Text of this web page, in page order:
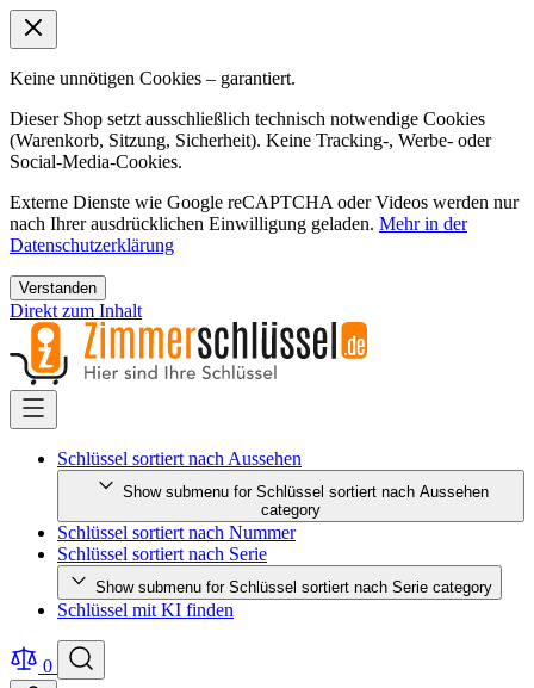
Keine unnötigen Cookies – garantiert.
Dieser Shop setzt ausschließlich technisch notwendige Cookies
(Warenkorb, Sitzung, Sicherheit). Keine Tracking-, Werbe- oder
Social-Media-Cookies.
Externe Dienste wie Google reCAPTCHA oder Videos werden nur
nach Ihrer ausdrücklichen Einwilligung geladen. Mehr in der
Datenschutzerklärung
Verstanden
Direkt zum Inhalt
Schlüssel sortiert nach Aussehen
Show submenu for Schlüssel sortiert nach Aussehen
category
Schlüssel sortiert nach Nummer
Schlüssel sortiert nach Serie
Show submenu for Schlüssel sortiert nach Serie category
Schlüssel mit KI finden
0